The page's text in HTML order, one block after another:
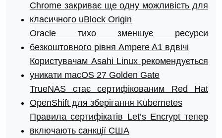
Chrome закриває ще одну можливість для
класичного uBlock Origin
Oracle тихо зменшує ресурси
безкоштовного рівня Ampere A1 вдвічі
Користувачам Asahi Linux рекомендується
уникати macOS 27 Golden Gate
TrueNAS стає сертифікованим Red Hat
OpenShift для зберігання Kubernetes
Правила сертифікатів Let’s Encrypt тепер
включають санкції США